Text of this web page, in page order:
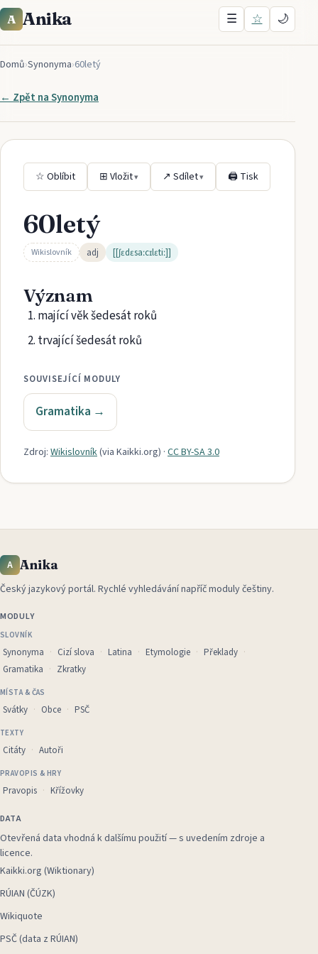
A Anika ☰ ☆ 🌙
Domů›Synonyma›60letý
← Zpět naSynonyma
☆ Oblíbit ⊞ Vložit▾ ↗ Sdílet▾ 🖨 Tisk
60letý
Wikislovník adj [[ʃɛdɛsaːcɪlɛtiː]]
Význam
mající věk šedesát roků
trvající šedesát roků
SOUVISEJÍCÍ MODULY
Gramatika →
Zdroj: Wikislovník(via Kaikki.org) · CC BY-SA 3.0
A Anika
Český jazykový portál. Rychlé vyhledávání napříč moduly češtiny.
MODULY
SLOVNÍK
Synonyma Cizí slova Latina Etymologie
Překlady
Gramatika
Zkratky
MÍSTA & ČAS
Svátky Obce PSČ
TEXTY
Citáty Autoři
PRAVOPIS & HRY
Pravopis Křížovky
DATA
Otevřená data vhodná k dalšímu použití — s uvedením zdroje a
licence.
Kaikki.org (Wiktionary)
RÚIAN (ČÚZK)
Wikiquote
PSČ (data z RÚIAN)